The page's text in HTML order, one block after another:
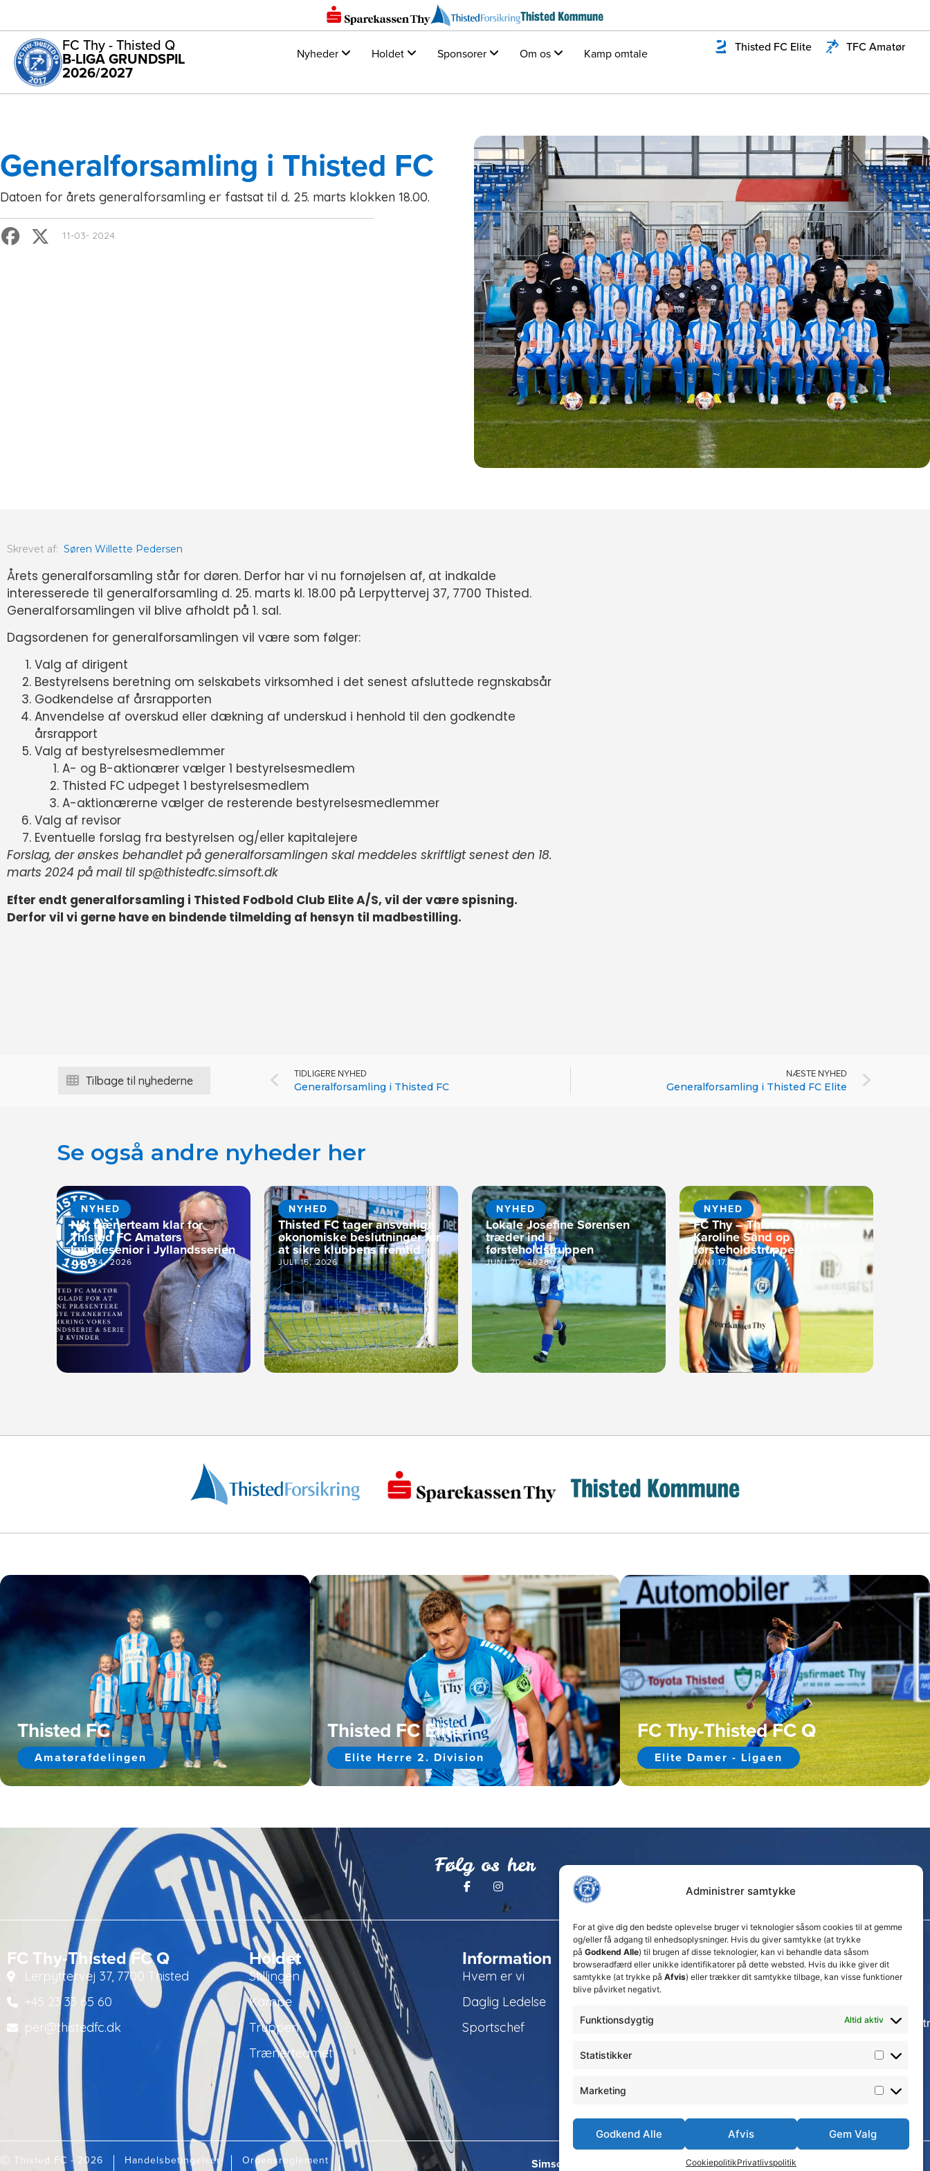
Administrer samtykke
For at give dig den bedste oplevelse bruger vi teknologier såsom cookies til at gemme
og/eller få adgang til enhedsoplysninger. Hvis du giver samtykke (at trykke
på Godkend Alle) til brugen af disse teknologier, kan vi behandle data såsom
browseradfærd eller unikke identifikatorer på dette websted. Hvis du ikke giver dit
samtykke (at trykke på Afvis) eller trækker dit samtykke tilbage, kan visse funktioner
blive påvirket negativt.
Funktionsdygtig Altid aktiv
Statistikker
Marketing
Godkend Alle Afvis Gem Valg
CookiepolitikPrivatlivspolitik
FC Thy - Thisted Q
B-LIGA GRUNDSPIL
2026/2027
Nyheder Holdet Sponsorer Om os Kamp omtale Thisted FC Elite TFC Amatør
Generalforsamling i Thisted FC
Datoen for årets generalforsamling er fastsat til d. 25. marts klokken 18.00.
11-03- 2024
Skrevet af: Søren Willette Pedersen
Årets generalforsamling står for døren. Derfor har vi nu fornøjelsen af, at indkalde
interesserede til generalforsamling d. 25. marts kl. 18.00 på Lerpyttervej 37, 7700 Thisted.
Generalforsamlingen vil blive afholdt på 1. sal.
Dagsordenen for generalforsamlingen vil være som følger:
Valg af dirigent
Bestyrelsens beretning om selskabets virksomhed i det senest afsluttede regnskabsår
Godkendelse af årsrapporten
Anvendelse af overskud eller dækning af underskud i henhold til den godkendte
årsrapport
Valg af bestyrelsesmedlemmer
A- og B-aktionærer vælger 1 bestyrelsesmedlem
Thisted FC udpeget 1 bestyrelsesmedlem
A-aktionærerne vælger de resterende bestyrelsesmedlemmer
Valg af revisor
Eventuelle forslag fra bestyrelsen og/eller kapitalejere
Forslag, der ønskes behandlet på generalforsamlingen skal meddeles skriftligt senest den 18.
marts 2024 på mail til sp@thistedfc.simsoft.dk
Efter endt generalforsamling i Thisted Fodbold Club Elite A/S, vil der være spisning.
Derfor vil vi gerne have en bindende tilmelding af hensyn til madbestilling.
Tilbage til nyhederne
TIDLIGERE NYHED
Generalforsamling i Thisted FC
NÆSTE NYHED
Generalforsamling i Thisted FC Elite
Se også andre nyheder her
NYHED
Nyt trænerteam klar for
Thisted FC Amatørs
kvindesenior i Jyllandsserien
JULI 24, 2026
NYHED
Thisted FC tager ansvarlige
økonomiske beslutninger for
at sikre klubbens fremtid
JULI 15, 2026
NYHED
Lokale Josefine Sørensen
træder ind i
førsteholdstruppen
JUNI 20, 2026
NYHED
FC Thy – Thisted Q rykker
Karoline Sand op i
førsteholdstruppen
JUNI 17, 2026
Thisted FC
Amatørafdelingen
Thisted FC Elite
Elite Herre 2. Division
FC Thy-Thisted FC Q
Elite Damer - Ligaen
Følg os her
FC Thy-Thisted FC Q
Lerpyttervej 37, 7700 Thisted
+45 23 33 65 60
per@thistedfc.dk
Holdet
Stillingen
Kampe
Truppen
Trænerteamet
Information
Hvem er vi
Daglig Ledelse
Sportschef
Seneste nyheder
Nyt trænerteam klar for Thisted FC Amatørs
kvindesenior i Jyllandsserien
Thisted FC tager ansvarlige økonomiske
Ⓒ Thisted FC - 2026 Handelsbetingelser Ordensreglement Simsoft – Webbureau i Nordjylland